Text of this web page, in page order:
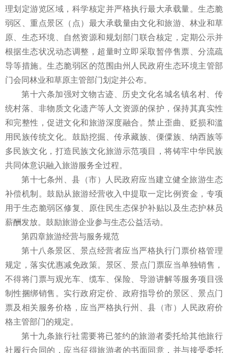
理划定游览区域，科学核定并严格执行最大承载量。生态脆
弱区、重点景区（点）最大承载量由文化和旅游、林业和草
原、生态环境、自然资源和规划部门联合核定，定期公示并
根据生态状况动态调整，超量时立即采取暂停售票、分流疏
导等措施。生态脆弱区的范围由州人民政府生态环境主管部
门会同林业和草原主管部门划定并公布。
第十六条加强对文物古迹、历史文化名城名镇名村、传
统村落、非物质文化遗产等人文资源的保护，保持其真实性
和完整性，促进文化和旅游深度融合。禁止歪曲、贬损和滥
用民族传统文化。鼓励挖掘、传承藏族、傈僳族、纳西族等
多民族文化，打造民族文化旅游示范项目，将铸牢中华民族
共同体意识融入旅游服务全过程。
第十七条州、县（市）人民政府应当建立健全旅游生态
补偿机制。鼓励从旅游经营收入中提取一定比例资金，专项
用于生态脆弱区修复、原住民生态保护补贴以及生态护林员
薪酬发放。鼓励旅游企业参与生态公益活动。
第四章旅游经营与服务规范
第十八条景区、景点经营者应当严格执行门票价格管理
规定，落实优惠减免政策。景区、景点门票应当单独销售，
不得将门票与观光车、缆车、保险、导游讲解等服务项目强
制性捆绑销售。实行政府定价、政府指导价的景区、景点门
票及相关服务价格，应当严格执行州、县（市）人民政府价
格主管部门的规定。
第十九条旅行社需要将已签约的旅游者委托给其他旅行
社履行合同的，应当征得旅游者的书面同意，并与接受委托